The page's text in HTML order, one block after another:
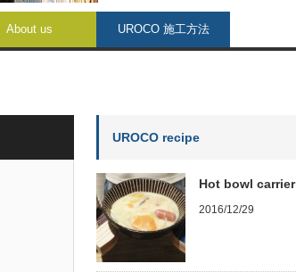
About us UROCO 施工方法
UROCO recipe
Hot bowl carrier
2016/12/29